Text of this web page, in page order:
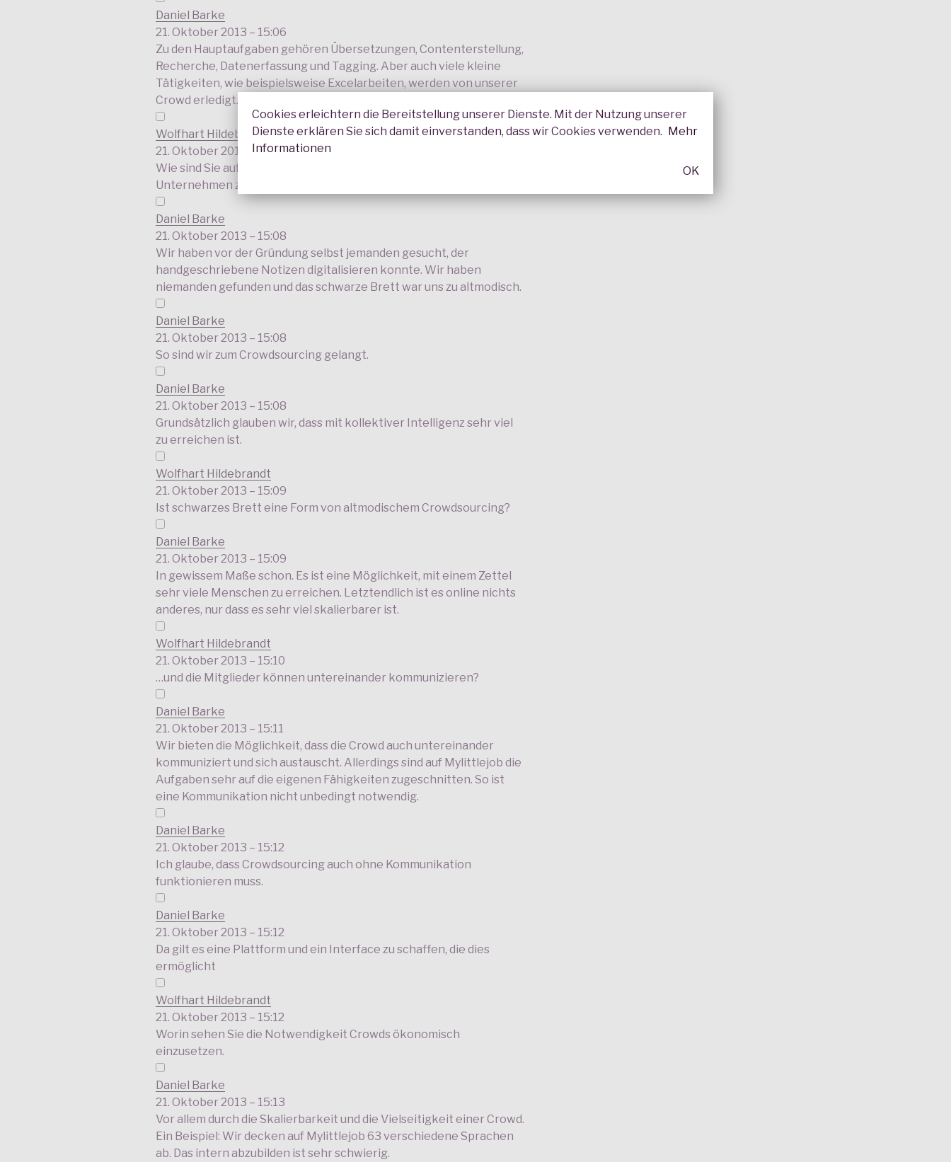
Daniel Barke
21. Oktober 2013 – 15:06
Zu den Hauptaufgaben gehören Übersetzungen, Contenterstellung,
Recherche, Datenerfassung und Tagging. Aber auch viele kleine
Tätigkeiten, wie beispielsweise Excelarbeiten, werden von unserer
Crowd erledigt.
Wolfhart Hildebrandt
21. Oktober 2013 – 15:07
Wie sind Sie auf die Idee gekommen ein Crowd-Sourcing
Unternehmen zu gründen?
Daniel Barke
21. Oktober 2013 – 15:08
Wir haben vor der Gründung selbst jemanden gesucht, der
handgeschriebene Notizen digitalisieren konnte. Wir haben
niemanden gefunden und das schwarze Brett war uns zu altmodisch.
Daniel Barke
21. Oktober 2013 – 15:08
So sind wir zum Crowdsourcing gelangt.
Daniel Barke
21. Oktober 2013 – 15:08
Grundsätzlich glauben wir, dass mit kollektiver Intelligenz sehr viel
zu erreichen ist.
Wolfhart Hildebrandt
21. Oktober 2013 – 15:09
Ist schwarzes Brett eine Form von altmodischem Crowdsourcing?
Daniel Barke
21. Oktober 2013 – 15:09
In gewissem Maße schon. Es ist eine Möglichkeit, mit einem Zettel
sehr viele Menschen zu erreichen. Letztendlich ist es online nichts
anderes, nur dass es sehr viel skalierbarer ist.
Wolfhart Hildebrandt
21. Oktober 2013 – 15:10
…und die Mitglieder können untereinander kommunizieren?
Daniel Barke
21. Oktober 2013 – 15:11
Wir bieten die Möglichkeit, dass die Crowd auch untereinander
kommuniziert und sich austauscht. Allerdings sind auf Mylittlejob die
Aufgaben sehr auf die eigenen Fähigkeiten zugeschnitten. So ist
eine Kommunikation nicht unbedingt notwendig.
Daniel Barke
21. Oktober 2013 – 15:12
Ich glaube, dass Crowdsourcing auch ohne Kommunikation
funktionieren muss.
Daniel Barke
21. Oktober 2013 – 15:12
Da gilt es eine Plattform und ein Interface zu schaffen, die dies
ermöglicht
Wolfhart Hildebrandt
21. Oktober 2013 – 15:12
Worin sehen Sie die Notwendigkeit Crowds ökonomisch
einzusetzen.
Daniel Barke
21. Oktober 2013 – 15:13
Vor allem durch die Skalierbarkeit und die Vielseitigkeit einer Crowd.
Ein Beispiel: Wir decken auf Mylittlejob 63 verschiedene Sprachen
ab. Das intern abzubilden ist sehr schwierig.
Cookies erleichtern die Bereitstellung unserer Dienste. Mit der Nutzung unserer
Dienste erklären Sie sich damit einverstanden, dass wir Cookies verwenden. Mehr
Informationen
OK